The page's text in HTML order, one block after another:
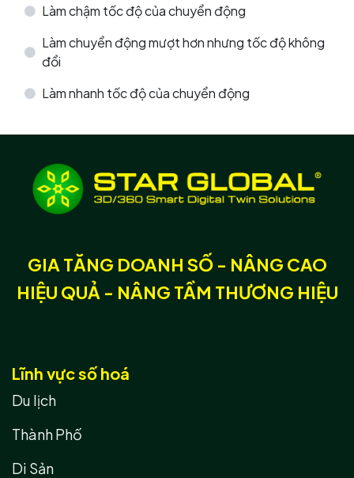
Làm chậm tốc độ của chuyển động
Làm chuyển động mượt hơn nhưng tốc độ không
đổi
Làm nhanh tốc độ của chuyển động
GIA TĂNG DOANH SỐ - NÂNG CAO
HIỆU QUẢ - NÂNG TẦM THƯƠNG HIỆU
Lĩnh vực số hoá
Du lịch
Thành Phố
Di Sản